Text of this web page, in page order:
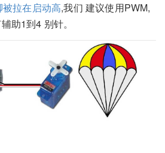
拉在启动高,我们 建议使用PWM,
助1到4 别针。